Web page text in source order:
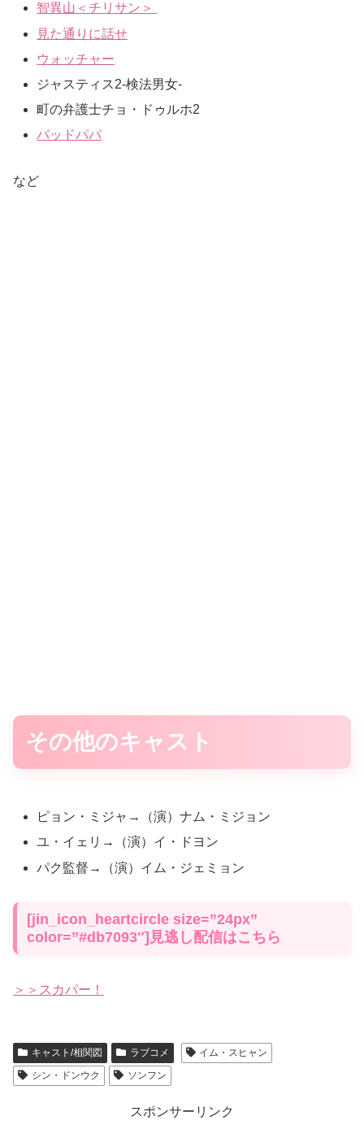
智異山＜チリサン＞
見た通りに話せ
ウォッチャー
ジャスティス2-検法男女-
町の弁護士チョ・ドゥルホ2
バッドパパ
など
その他のキャスト
ピョン・ミジャ→（演）ナム・ミジョン
ユ・イェリ→（演）イ・ドヨン
パク監督→（演）イム・ジェミョン
[jin_icon_heartcircle size=”24px”
color=”#db7093″]見逃し配信はこちら
＞＞スカパー！
キャスト/相関図 ラブコメ
イム・スヒャン
シン・ドンウク
ソンフン
スポンサーリンク